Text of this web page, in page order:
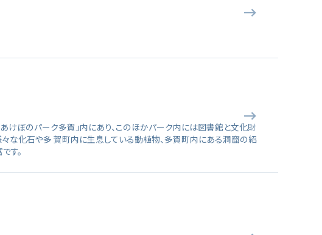
ぼのパーク多賀」内にあり、このほかパーク内には図書館と文化財
な化石や多 賀町内に生息している動植物、多賀町内にある洞窟の紹
す。